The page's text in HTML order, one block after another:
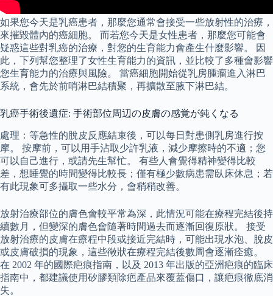
如果您今天是乳癌患者，那麼您通常會接受一些放射性的治療，
來摧毀體內的癌細胞。 而若您今天是女性患者，那麼您可能會
疑惑這些對乳癌的治療，對您的生育能力會產生什麼影響。 因
此，下列幫您整理了女性生育能力的資訊，並比較了多種會影響
您生育能力的治療與風險。 當癌細胞開始從乳房腫瘤進入淋巴
系統，會先於前哨淋巴結積聚，再擴散至腋下淋巴結。
乳癌手術後遺症: 手術部位周辺の皮膚の感覚が鈍くなる
處理：等急性的脫皮反應結束後，可以每日對患側乳房進行按
摩。 按摩前，可以用手沾取少許乳液，減少摩擦時的不適；您
可以自己進行，或請先生幫忙。 有些人會覺得精神變得比較
差，想睡覺的時間變得比較長；僅有極少數病患需臥床休息；若
有此現象可多攝取一些水分，會稍稍改善。
放射治療部位的膚色會較平常為深，此情況可能在療程完結後持
續數月，但變深的膚色會隨著時間過去而逐漸回復原狀。 接受
放射治療的皮膚在療程中段或接近完結時，可能出現水泡、脫皮
或皮膚破損的現象，這些徵狀在療程完結後數周會逐漸痊癒。
在 2002 年的國際疤痕指南，以及 2013 年出版的亞洲疤痕的臨床
指南中，都建議使用矽膠類除疤產品來覆蓋傷口，讓疤痕徹底消
失。